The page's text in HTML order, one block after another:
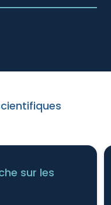
sur les